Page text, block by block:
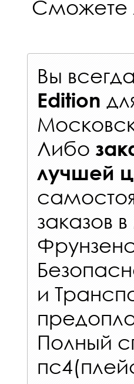
Сможете
Вы
Edition
Либо
лучшей
заказов
и
Полный